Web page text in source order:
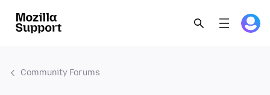
Community Forums